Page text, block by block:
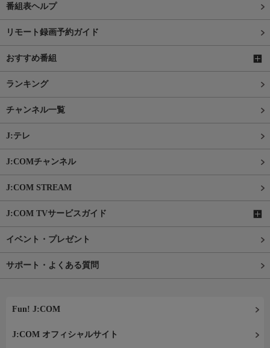
番組表ヘルプ
リモート録画予約ガイド
おすすめ番組
ランキング
チャンネル一覧
J:テレ
J:COMチャンネル
J:COM STREAM
J:COM TVサービスガイド
イベント・プレゼント
サポート・よくある質問
Fun! J:COM
J:COM オフィシャルサイト